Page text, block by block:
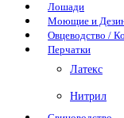
Лошади
Моющие и
Овцеводство /
Перчатки
Латекс
Нитрил